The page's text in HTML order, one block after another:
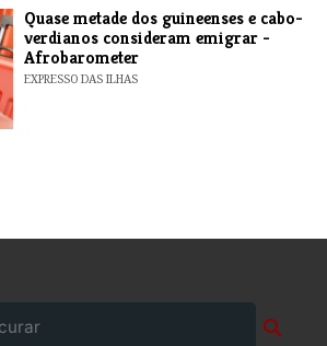
Quase metade dos guineenses e cabo-
verdianos consideram emigrar -
Afrobarometer
EXPRESSO DAS ILHAS